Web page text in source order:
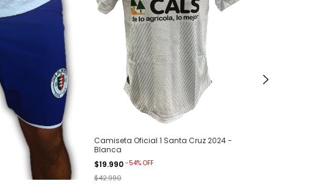
Camiseta Oficial 1 Santa Cruz 2024 -
Blanca
$19.990 -54% OFF
$42.990